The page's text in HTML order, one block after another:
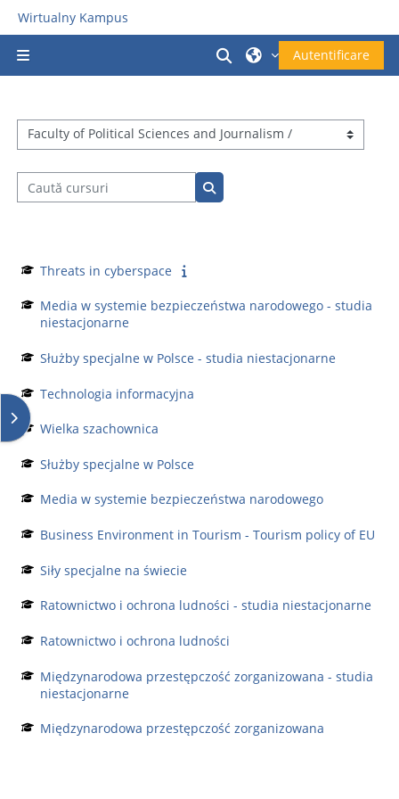
Sari la conţinutul principal
Wirtualny Kampus
Afișați căutarea
Autentificare
Deschide sertarul cu blocuri
Categorii curs
Caută cursuri
Caută cursuri
Threats in cyberspace
Media w systemie bezpieczeństwa narodowego - studia
niestacjonarne
Służby specjalne w Polsce - studia niestacjonarne
Technologia informacyjna
Wielka szachownica
Służby specjalne w Polsce
Media w systemie bezpieczeństwa narodowego
Business Environment in Tourism - Tourism policy of EU
Siły specjalne na świecie
Ratownictwo i ochrona ludności - studia niestacjonarne
Ratownictwo i ochrona ludności
Międzynarodowa przestępczość zorganizowana - studia
niestacjonarne
Międzynarodowa przestępczość zorganizowana